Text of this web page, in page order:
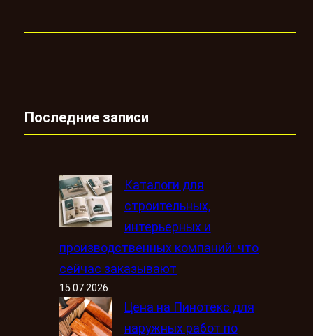
Последние записи
Каталоги для
строительных,
интерьерных и
производственных компаний: что
сейчас заказывают
15.07.2026
Цена на Пинотекс для
наружных работ по